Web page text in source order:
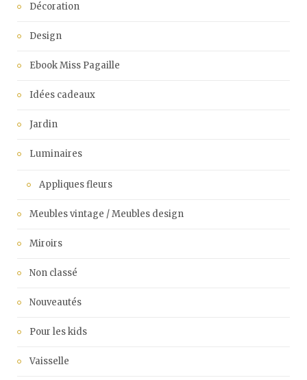
Décoration
Design
Ebook Miss Pagaille
Idées cadeaux
Jardin
Luminaires
Appliques fleurs
Meubles vintage / Meubles design
Miroirs
Non classé
Nouveautés
Pour les kids
Vaisselle